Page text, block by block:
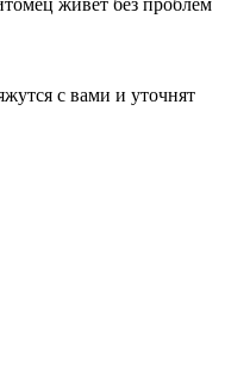
живет без проблем
с вами и уточнят